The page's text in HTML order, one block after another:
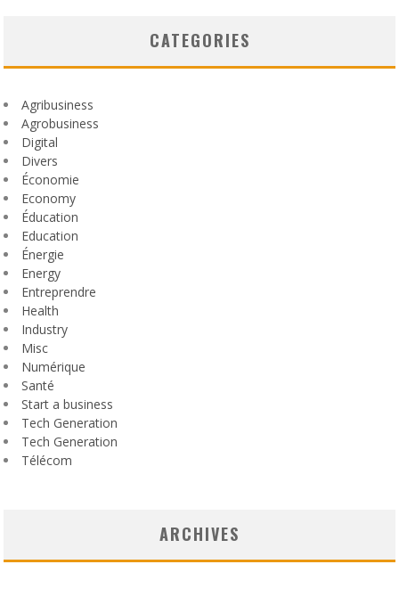
CATEGORIES
Agribusiness
Agrobusiness
Digital
Divers
Économie
Economy
Éducation
Education
Énergie
Energy
Entreprendre
Health
Industry
Misc
Numérique
Santé
Start a business
Tech Generation
Tech Generation
Télécom
ARCHIVES